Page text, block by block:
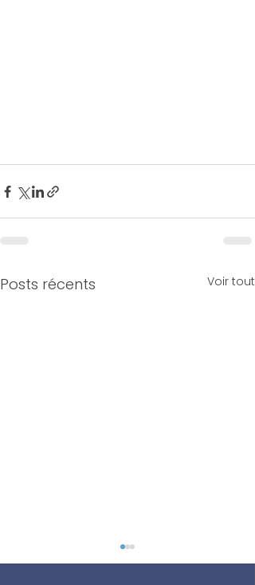
Posts récents Voir tout